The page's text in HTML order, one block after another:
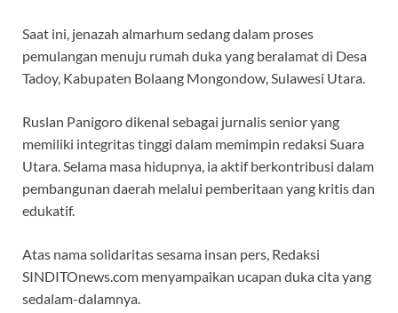
Saat ini, jenazah almarhum sedang dalam proses
pemulangan menuju rumah duka yang beralamat di Desa
Tadoy, Kabupaten Bolaang Mongondow, Sulawesi Utara.
Ruslan Panigoro dikenal sebagai jurnalis senior yang
memiliki integritas tinggi dalam memimpin redaksi Suara
Utara. Selama masa hidupnya, ia aktif berkontribusi dalam
pembangunan daerah melalui pemberitaan yang kritis dan
edukatif.
Atas nama solidaritas sesama insan pers, Redaksi
SINDITOnews.com menyampaikan ucapan duka cita yang
sedalam-dalamnya.